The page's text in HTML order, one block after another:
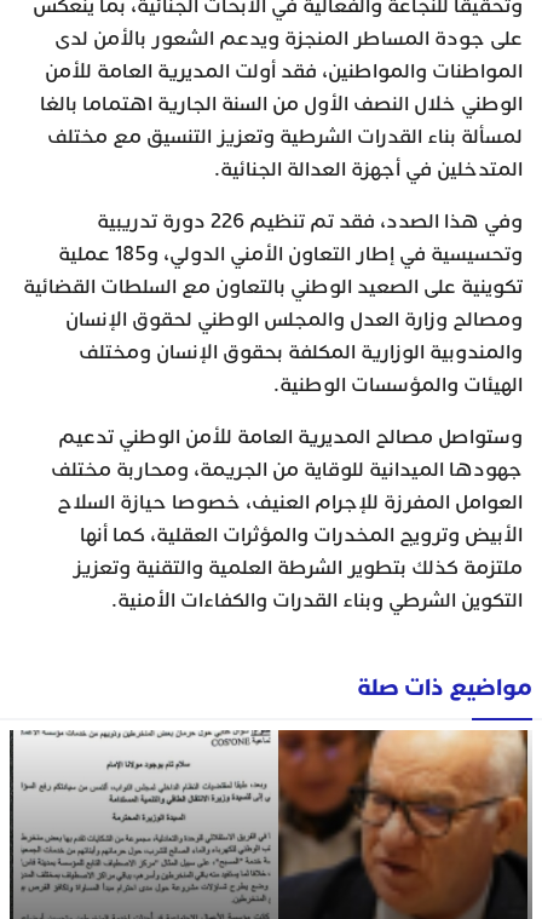
وتحقيقا للنجاعة والفعالية في الأبحاث الجنائية، بما ينعكس
على جودة المساطر المنجزة ويدعم الشعور بالأمن لدى
المواطنات والمواطنين، فقد أولت المديرية العامة للأمن
الوطني خلال النصف الأول من السنة الجارية اهتماما بالغا
لمسألة بناء القدرات الشرطية وتعزيز التنسيق مع مختلف
المتدخلين في أجهزة العدالة الجنائية.
وفي هذا الصدد، فقد تم تنظيم 226 دورة تدريبية
وتحسيسية في إطار التعاون الأمني الدولي، و185 عملية
تكوينية على الصعيد الوطني بالتعاون مع السلطات القضائية
ومصالح وزارة العدل والمجلس الوطني لحقوق الإنسان
والمندوبية الوزارية المكلفة بحقوق الإنسان ومختلف
الهيئات والمؤسسات الوطنية.
وستواصل مصالح المديرية العامة للأمن الوطني تدعيم
جهودها الميدانية للوقاية من الجريمة، ومحاربة مختلف
العوامل المفرزة للإجرام العنيف، خصوصا حيازة السلاح
الأبيض وترويج المخدرات والمؤثرات العقلية، كما أنها
ملتزمة كذلك بتطوير الشرطة العلمية والتقنية وتعزيز
التكوين الشرطي وبناء القدرات والكفاءات الأمنية.
مواضيع ذات صلة